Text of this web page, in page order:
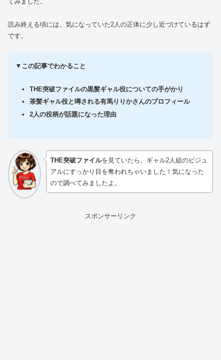
読み終える頃には、気になっていた2人の正体に少し近づけているはず
です。
▼ この記事でわかること
THE突破ファイルの黒髪ギャル役についての手がかり
茶髪ギャル役と噂される有馬りりかさんのプロフィール
2人の役柄が話題になった理由
THE突破ファイルを見ていたら、ギャル2人組のビジュ
アルにすっかり目を奪われちゃいました！気になった
ので調べてみましたよ。
スポンサーリンク